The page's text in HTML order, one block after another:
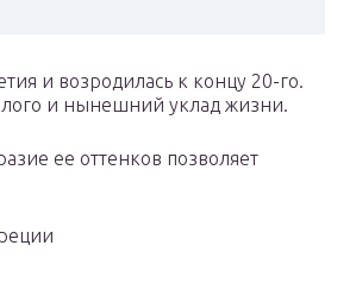
и возродилась к концу 20-го.
и нынешний уклад жизни.
ее оттенков позволяет